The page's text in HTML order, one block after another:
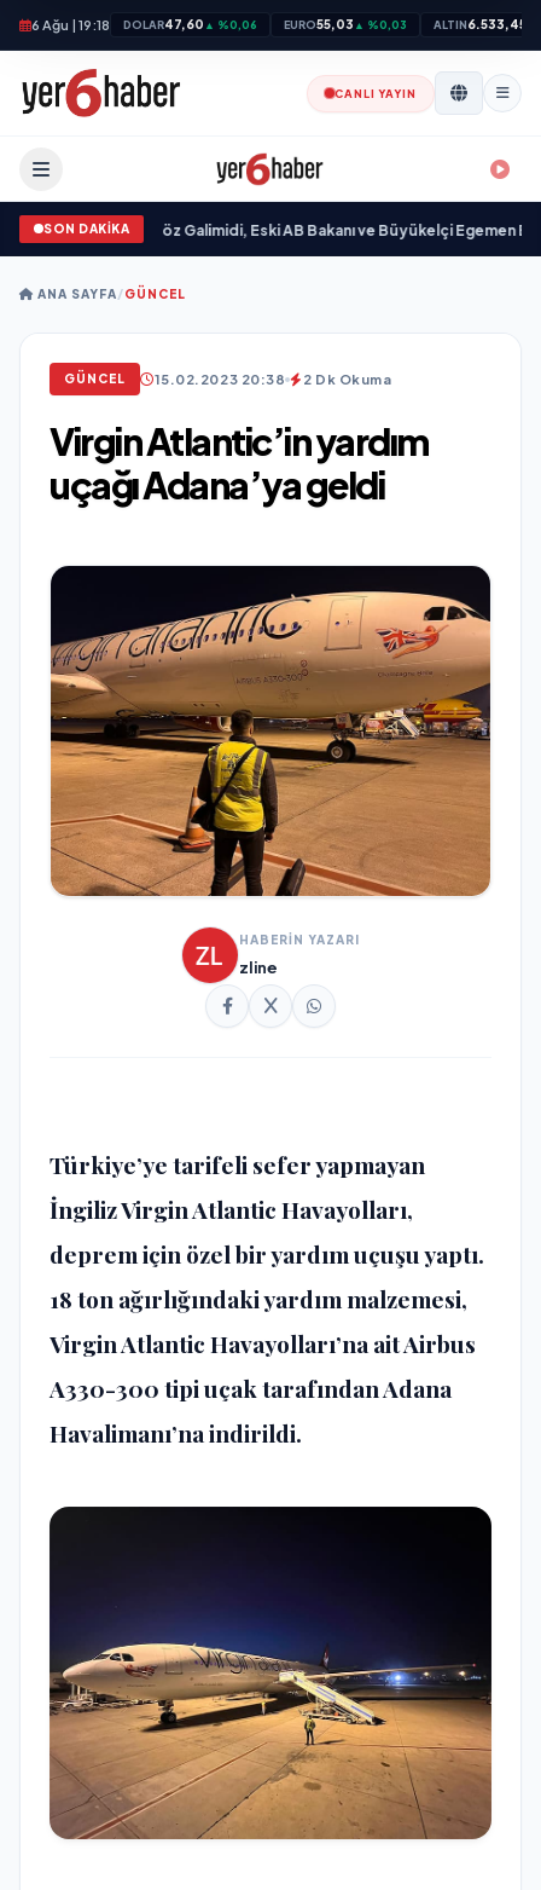
6 Ağu | 19:18 DOLAR47,60 ▲ %0,06 EURO55,03 ▲ %0,03 ALTIN6.533,45
CANLI YAYIN
SON DAKİKA
Ali Emre Açıkgöz Galimidi, Eski AB Bakanı ve Büyükelçi Egemen Bağış
ANA SAYFA/GÜNCEL
GÜNCEL 15.02.2023 20:38 2 Dk Okuma
Virgin Atlantic’in yardım
uçağı Adana’ya geldi
HABERİN YAZARI
zline
Türkiye’ye tarifeli sefer yapmayan
İngiliz Virgin Atlantic Havayolları,
deprem için özel bir yardım uçuşu yaptı.
18 ton ağırlığındaki yardım malzemesi,
Virgin Atlantic Havayolları’na ait Airbus
A330-300 tipi uçak tarafından Adana
Havalimanı’na indirildi.